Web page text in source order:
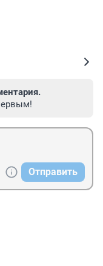
Отправить